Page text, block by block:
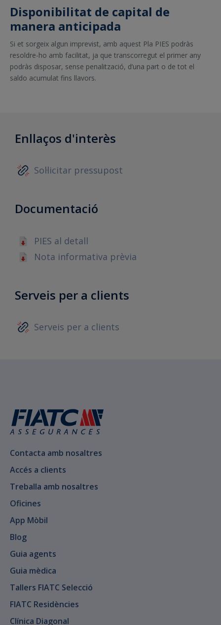
Disponibilitat de capital de
manera anticipada
Si et sorgeix algun imprevist, amb aquest Pla PIES podràs
resoldre-ho amb facilitat, ja que transcorregut el primer any
podràs disposar, sense penalització, d’una part o de tot el
saldo acumulat fins llavors.
Enllaços d'interès
Sol·licitar pressupost
Documentació
PIES al detall
Nota informativa prèvia
Serveis per a clients
Serveis per a clients
Contacta amb nosaltres
Accés a clients
Treballa amb nosaltres
Oficines
App Mòbil
Blog
Guia agents
Guia mèdica
Tallers FIATC Selecció
FIATC Residències
Clínica Diagonal